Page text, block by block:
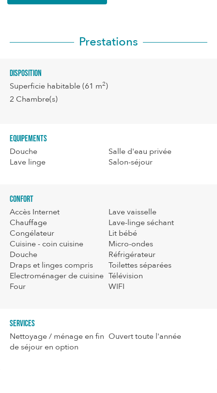
Prestations
Disposition
Superficie habitable(61 m2)
2 Chambre(s)
Equipements
Douche
Lave linge
Salle d'eau privée
Salon-séjour
Confort
Accès Internet
Chauffage
Congélateur
Cuisine - coin cuisine
Douche
Draps et linges compris
Electroménager de cuisine
Four
Lave vaisselle
Lave-linge séchant
Lit bébé
Micro-ondes
Réfrigérateur
Toilettes séparées
Télévision
WIFI
Services
Nettoyage / ménage en fin
de séjour en option
Ouvert toute l'année